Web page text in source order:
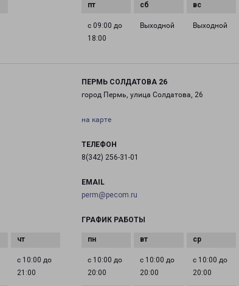
с 09:00 до
18:00
Выходной Выходной
с 10:00 до
21:00
ПЕРМЬ СОЛДАТОВА 26
город Пермь, улица Солдатова, 26
на карте
ТЕЛЕФОН
8(342) 256-31-01
EMAIL
perm@pecom.ru
ГРАФИК РАБОТЫ
с 10:00 до
20:00
с 10:00 до
20:00
с 10:00 до
20:00